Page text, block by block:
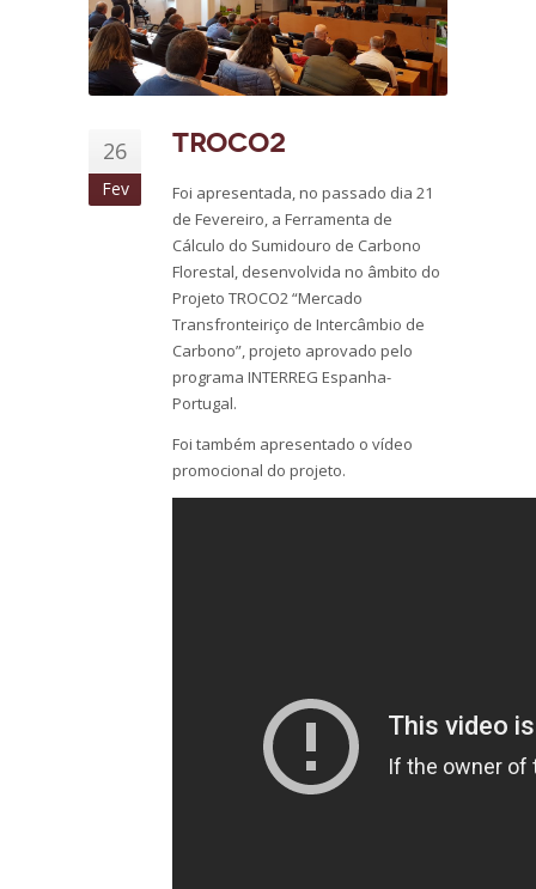
26
Fev
TROCO2
Foi apresentada, no passado dia 21
de Fevereiro, a Ferramenta de
Cálculo do Sumidouro de Carbono
Florestal, desenvolvida no âmbito do
Projeto TROCO2 “Mercado
Transfronteiriço de Intercâmbio de
Carbono”, projeto aprovado pelo
programa INTERREG Espanha-
Portugal.
Foi também apresentado o vídeo
promocional do projeto.